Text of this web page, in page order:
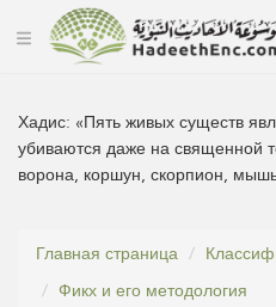
Хадис: «Пять живых существ
убиваются даже на священной
ворона, коршун, скорпион,
Главная страница
Фикх и его методология